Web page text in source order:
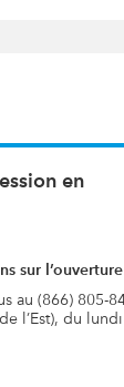
en
sur
au (866) 805-
l’Est), du